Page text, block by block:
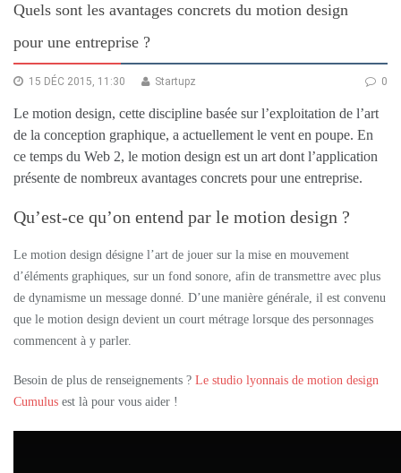
Quels sont les avantages concrets du motion design
pour une entreprise ?
15 DÉC 2015, 11:30 0
Startupz
Le motion design, cette discipline basée sur l’exploitation de l’art
de la conception graphique, a actuellement le vent en poupe. En
ce temps du Web 2, le motion design est un art dont l’application
présente de nombreux avantages concrets pour une entreprise.
Qu’est-ce qu’on entend par le motion design ?
Le motion design désigne l’art de jouer sur la mise en mouvement
d’éléments graphiques, sur un fond sonore, afin de transmettre avec plus
de dynamisme un message donné. D’une manière générale, il est convenu
que le motion design devient un court métrage lorsque des personnages
commencent à y parler.
Besoin de plus de renseignements ? Le studio lyonnais de motion design
Cumulus est là pour vous aider !